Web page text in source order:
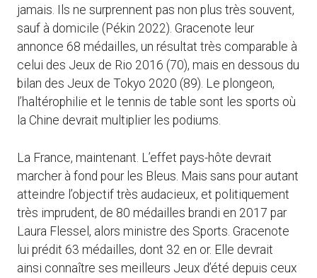
jamais. Ils ne surprennent pas non plus très souvent,
sauf à domicile (Pékin 2022). Gracenote leur
annonce 68 médailles, un résultat très comparable à
celui des Jeux de Rio 2016 (70), mais en dessous du
bilan des Jeux de Tokyo 2020 (89). Le plongeon,
l’haltérophilie et le tennis de table sont les sports où
la Chine devrait multiplier les podiums.
La France, maintenant. L’effet pays-hôte devrait
marcher à fond pour les Bleus. Mais sans pour autant
atteindre l’objectif très audacieux, et politiquement
très imprudent, de 80 médailles brandi en 2017 par
Laura Flessel, alors ministre des Sports. Gracenote
lui prédit 63 médailles, dont 32 en or. Elle devrait
ainsi connaître ses meilleurs Jeux d’été depuis ceux